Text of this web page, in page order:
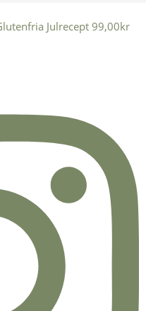
Julrecept 99,00kr